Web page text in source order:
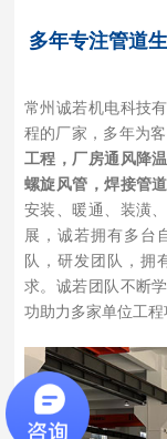
多年专注管道
常州诚若机电科技
程的厂家，多年为
工程，厂房通风降
螺旋风管，焊接管
安装、暖通、装潢
展，诚若拥有多台
队，研发团队，拥
求。诚若团队不断
功助力多家单位工程